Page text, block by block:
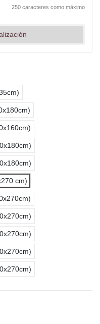
250 caracteres como máximo
cm)